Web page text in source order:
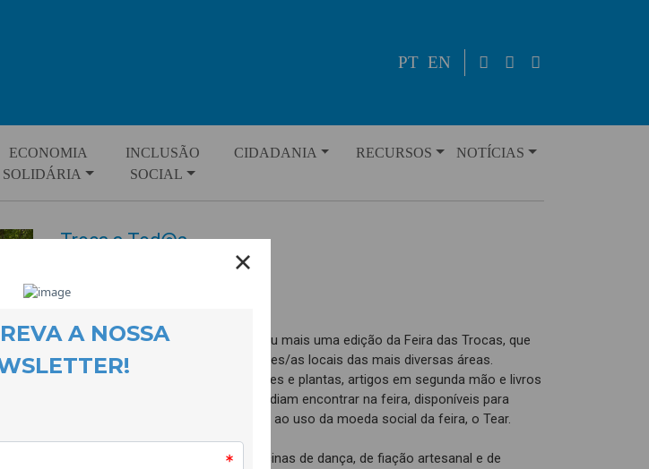
PT EN
ECONOMIA
SOLIDÁRIA
INCLUSÃO
SOCIAL
CIDADANIA RECURSOS NOTÍCIAS
Troca a Tod@s
26 June 2025
No passado dia 7 de Junho decorreu mais uma edição da Feira das Trocas, que
juntou produtores/as e consumidores/as locais das mais diversas áreas.
Artesanato, produtos agrícolas, flores e plantas, artigos em segunda mão e livros
são alguns dos produtos que se podiam encontrar na feira, disponíveis para
trocar ou para adquirir com recurso ao uso da moeda social da feira, o Tear.
Ao longo da tarde tiveram lugar oficinas de dança, de fiação artesanal e de